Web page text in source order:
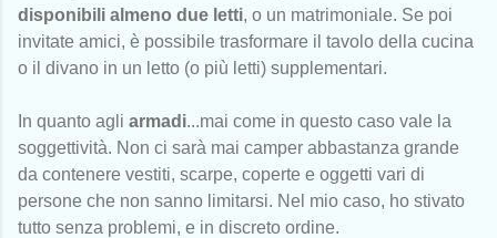
disponibili almeno due letti, o un matrimoniale. Se poi
invitate amici, è possibile trasformare il tavolo della cucina
o il divano in un letto (o più letti) supplementari.
In quanto agli armadi...mai come in questo caso vale la
soggettività. Non ci sarà mai camper abbastanza grande
da contenere vestiti, scarpe, coperte e oggetti vari di
persone che non sanno limitarsi. Nel mio caso, ho stivato
tutto senza problemi, e in discreto ordine.